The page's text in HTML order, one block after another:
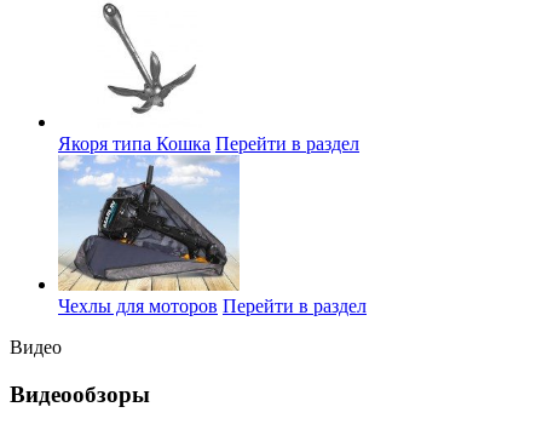
Якоря типа Кошка Перейти в раздел
Чехлы для моторов Перейти в раздел
Видео
Видеообзоры